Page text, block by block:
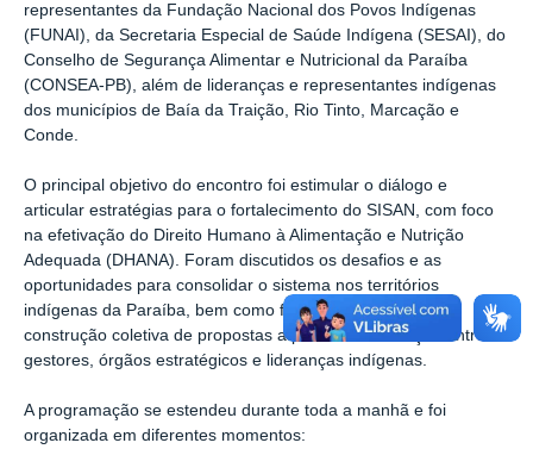
representantes da Fundação Nacional dos Povos Indígenas
(FUNAI), da Secretaria Especial de Saúde Indígena (SESAI), do
Conselho de Segurança Alimentar e Nutricional da Paraíba
(CONSEA-PB), além de lideranças e representantes indígenas
dos municípios de Baía da Traição, Rio Tinto, Marcação e
Conde.
O principal objetivo do encontro foi estimular o diálogo e
articular estratégias para o fortalecimento do SISAN , com foco
na efetivação do Direito Humano à Alimentação e Nutrição
Adequada (DHANA). Foram discutidos os desafios e as
oportunidades para consolidar o sistema nos territórios
indígenas da Paraíba, bem como formas de promover a
construção coletiva de propostas a partir da articulação entre
gestores, órgãos estratégicos e lideranças indígenas.
A programação se estendeu durante toda a manhã e foi
organizada em diferentes momentos: